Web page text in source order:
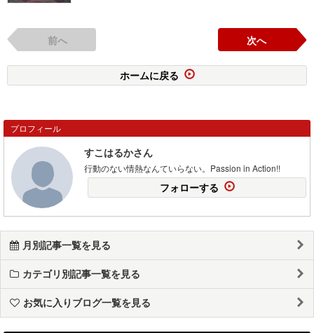
前へ 次へ
ホームに戻る
プロフィール
すこはるかさん
行動のない情熱なんていらない。Passion in Action!!
フォローする
月別記事一覧を見る
カテゴリ別記事一覧を見る
お気に入りブログ一覧を見る